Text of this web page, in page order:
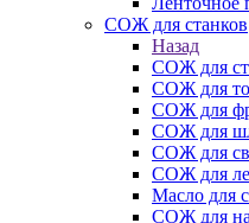
СОЖ для станков
Назад
СОЖ для
СОЖ для
СОЖ для
СОЖ для
СОЖ для
СОЖ для
Масло для
СОЖ для